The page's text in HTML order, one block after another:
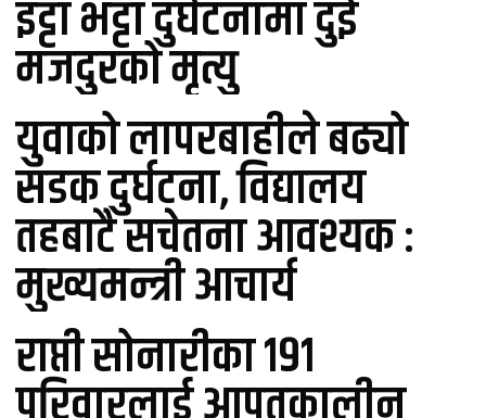
इट्टा भट्टा दुर्घटनामा दुई
मजदुरको मृत्यु
युवाको लापरबाहीले बढ्यो
सडक दुर्घटना, विद्यालय
तहबाटै सचेतना आवश्यक :
मुख्यमन्त्री आचार्य
राप्ती सोनारीका १९१